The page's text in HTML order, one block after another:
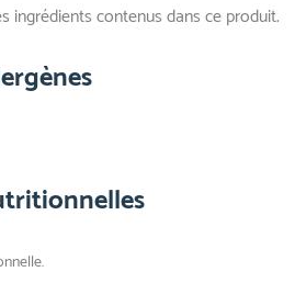
ingrédients contenus dans ce produit.